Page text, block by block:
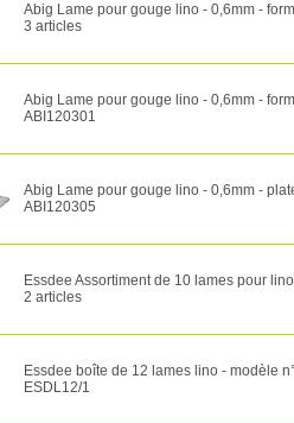
Abig Lame pour gouge lino - 0,6mm -
3 articles
Abig Lame pour gouge lino - 0,6mm -
ABI120301
Abig Lame pour gouge lino - 0,6mm -
ABI120305
Essdee Assortiment de 10 lames pour lino
2 articles
Essdee boîte de 12 lames lino - modèle
ESDL12/1